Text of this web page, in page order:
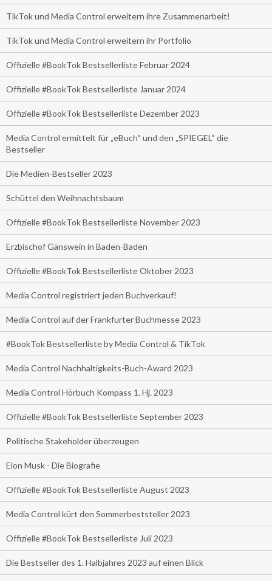
TikTok und Media Control erweitern ihre Zusammenarbeit!
TikTok und Media Control erweitern ihr Portfolio
Offizielle #BookTok Bestsellerliste Februar 2024
Offizielle #BookTok Bestsellerliste Januar 2024
Offizielle #BookTok Bestsellerliste Dezember 2023
Media Control ermittelt für „eBuch“ und den „SPIEGEL“ die
Bestseller
Die Medien-Bestseller 2023
Schüttel den Weihnachtsbaum
Offizielle #BookTok Bestsellerliste November 2023
Erzbischof Gänswein in Baden-Baden
Offizielle #BookTok Bestsellerliste Oktober 2023
Media Control registriert jeden Buchverkauf!
Media Control auf der Frankfurter Buchmesse 2023
#BookTok Bestsellerliste by Media Control & TikTok
Media Control Nachhaltigkeits-Buch-Award 2023
Media Control Hörbuch Kompass 1. Hj. 2023
Offizielle #BookTok Bestsellerliste September 2023
Politische Stakeholder überzeugen
Elon Musk - Die Biografie
Offizielle #BookTok Bestsellerliste August 2023
Media Control kürt den Sommerbeststeller 2023
Offizielle #BookTok Bestsellerliste Juli 2023
Die Bestseller des 1. Halbjahres 2023 auf einen Blick